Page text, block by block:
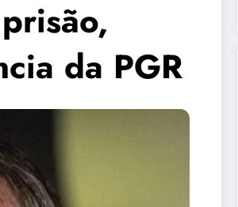
da PGR